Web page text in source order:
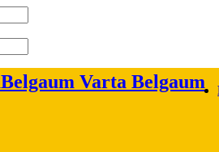
Belgaum Varta Belgaum